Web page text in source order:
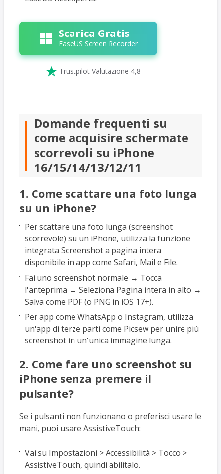
Scarica Gratis
EaseUS Screen Recorder
 Trustpilot Valutazione 4,8
Domande frequenti su
come acquisire schermate
scorrevoli su iPhone
16/15/14/13/12/11
1. Come scattare una foto lunga
su un iPhone?
Per scattare una foto lunga (screenshot
scorrevole) su un iPhone, utilizza la funzione
integrata Screenshot a pagina intera
disponibile in app come Safari, Mail e File.
Fai uno screenshot normale → Tocca
l'anteprima → Seleziona Pagina intera in alto →
Salva come PDF (o PNG in iOS 17+).
Per app come WhatsApp o Instagram, utilizza
un'app di terze parti come Picsew per unire più
screenshot in un'unica immagine lunga.
2. Come fare uno screenshot su
iPhone senza premere il
pulsante?
Se i pulsanti non funzionano o preferisci usare le
mani, puoi usare AssistiveTouch:
Vai su Impostazioni > Accessibilità > Tocco >
AssistiveTouch, quindi abilitalo.